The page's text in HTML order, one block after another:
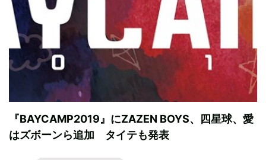
『BAYCAMP2019』にZAZEN BOYS、四星球、愛
はズボーンら追加 タイテも発表